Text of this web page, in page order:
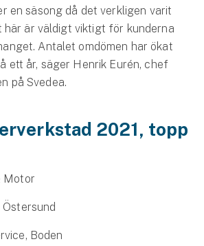
en säsong då det verkligen varit
här är väldigt viktigt för kunderna
Antalet omdömen har ökat
ett år, säger Henrik Eurén, chef
på Svedea.
2021, topp
Motor
Boden